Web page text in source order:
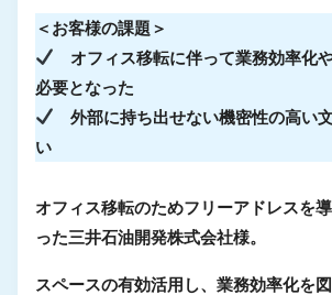
＜お客様の課題＞
オフィス移転に伴って業務効率化
必要となった
外部に持ち出せない機密性の高い
い
オフィス移転のためフリーアドレスを
った三井石油開発株式会社様。
スペースの有効活用し、業務効率化を